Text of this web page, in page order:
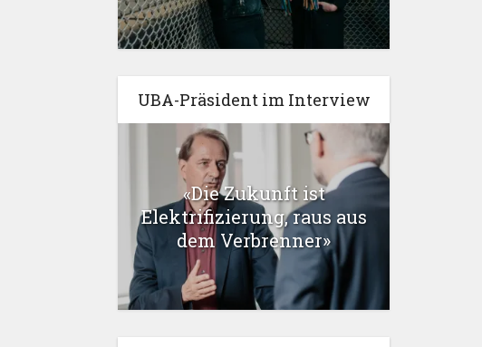
UBA-Präsident im Interview
«Die Zukunft ist
Elektrifizierung, raus aus
dem Verbrenner»